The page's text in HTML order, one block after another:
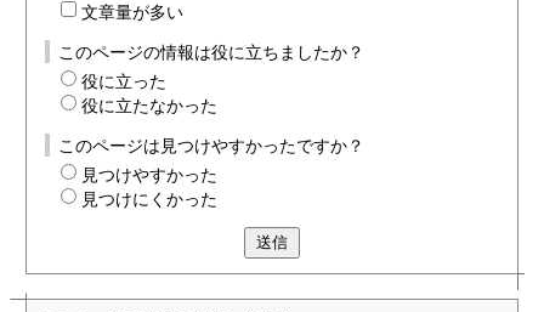
文章量が多い
このページの情報は役に立ちましたか？
役に立った
役に立たなかった
このページは見つけやすかったですか？
見つけやすかった
見つけにくかった
送信